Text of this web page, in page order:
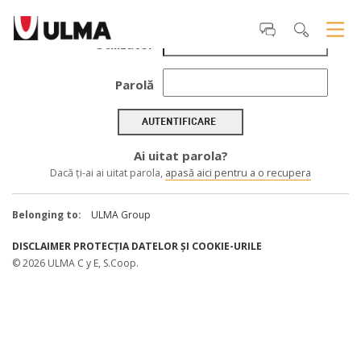
Utilizator
Parolă
AUTENTIFICARE
Ai uitat parola?
Dacă ţi-ai ai uitat parola, apasă aici pentru a o recupera
Belonging to: ULMA Group
DISCLAIMER PROTECȚIA DATELOR ȘI COOKIE-URILE
© 2026 ULMA C y E, S.Coop.